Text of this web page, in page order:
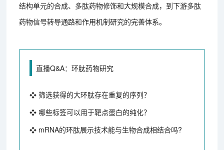
结构单元的合成、多肽药物修饰和大规模合成，到下游多肽
药物信号转导通路和作用机制研究的完善体系。
直播Q&A：环肽药物研究
❖ 筛选获得的大环肽存在重复的序列？
❖ 哪些标签可以用于靶点蛋白的纯化？
❖ mRNA的环肽展示技术能与生物合成相结合吗?